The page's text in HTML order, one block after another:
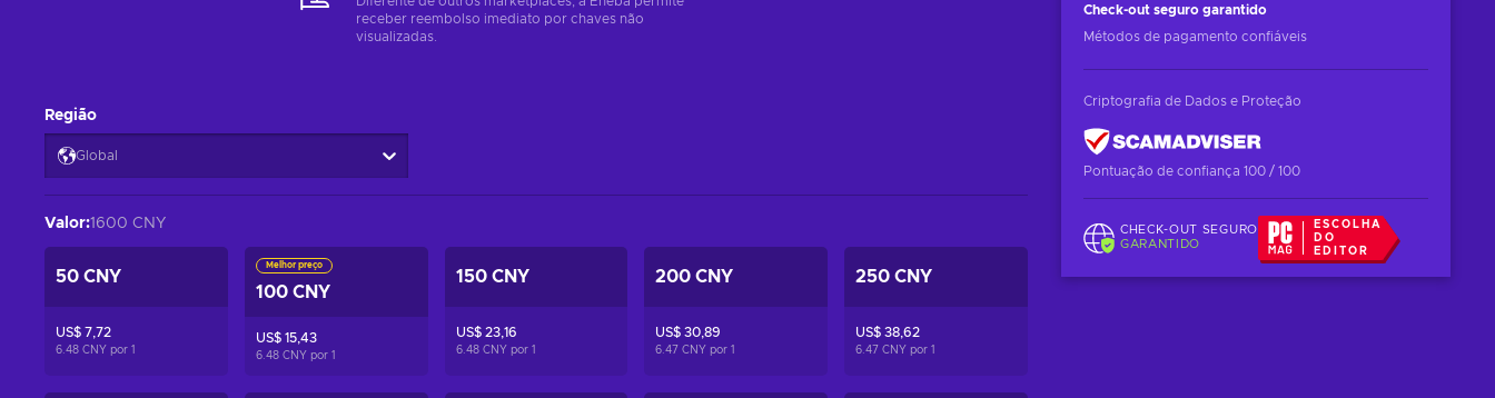
Check-out seguro garantido
Métodos de pagamento confiáveis
Criptografia de Dados e Proteção
Pontuação de confiança 100 / 100
CHECK-OUT SEGURO
GARANTIDO
ESCOLHA
DO
EDITOR
receber reembolso imediato por chaves não
visualizadas.
Região
Global
Valor:1600 CNY
50 CNY
US$ 7,72
6.48 CNY por 1
Melhor preço
100 CNY
US$ 15,43
6.48 CNY por 1
150 CNY
US$ 23,16
6.48 CNY por 1
200 CNY
US$ 30,89
6.47 CNY por1
250 CNY
US$ 38,62
6.47 CNY por1